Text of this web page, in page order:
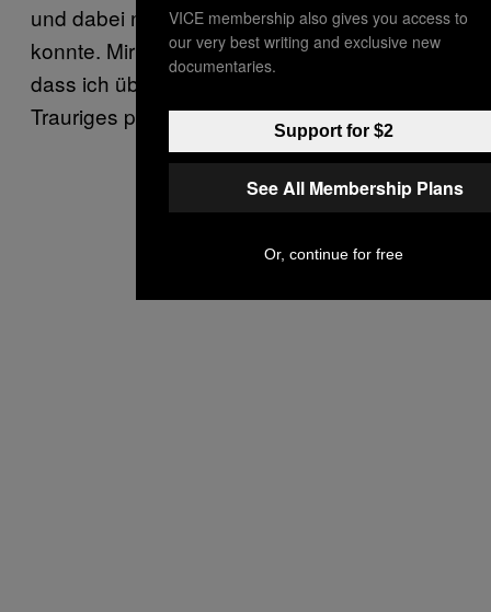
und dabei nur „Heilige Scheiße!” denken
konnte. Mir ging es einfach nicht in den Kopf,
dass ich über die Jahre hinweg so etwas
Trauriges produziert habe.
VICE membership also gives you access to
our very best writing and exclusive new
documentaries.
Support for $2
See All Membership Plans
Or, continue for free